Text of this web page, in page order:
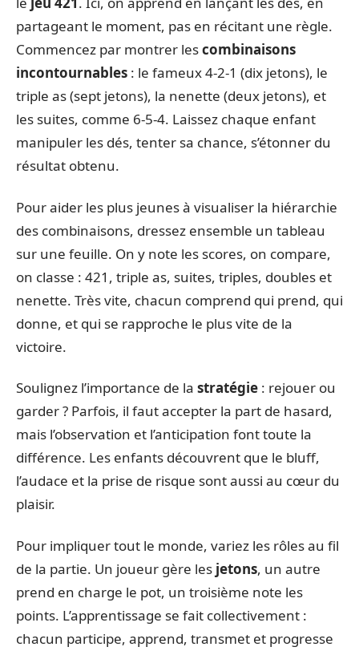
partageant le moment, pas en récitant une règle.
Commencez par montrer lescombinaisons
incontournables : le fameux 4-2-1 (dix jetons), le
triple as (sept jetons), la nenette (deux jetons), et
les suites, comme 6-5-4. Laissez chaque enfant
manipuler les dés, tenter sa chance, s’étonner du
résultat obtenu.
Pour aider les plus jeunes à visualiser la hiérarchie
des combinaisons, dressez ensemble un tableau
sur une feuille. On y note les scores, on compare,
on classe : 421, triple as, suites, triples, doubles et
nenette. Très vite, chacun comprend qui prend, qui
donne, et qui se rapproche le plus vite de la
victoire.
Soulignez l’importance de la stratégie : rejouer ou
garder ? Parfois, il faut accepter la part de hasard,
mais l’observation et l’anticipation font toute la
différence. Les enfants découvrent que le bluff,
l’audace et la prise de risque sont aussi au cœur du
plaisir.
Pour impliquer tout le monde, variez les rôles au fil
de la partie. Un joueur gère les jetons, un autre
prend en charge le pot, un troisième note les
points. L’apprentissage se fait collectivement :
chacun participe, apprend, transmet et progresse